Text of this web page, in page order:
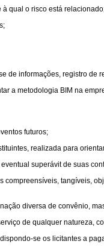
qual o risco está
de informações, registro
a metodologia BIM na
futuros;
realizada para
superávit de suas
compreensíveis, tangíveis,
diversa de convênio,
de qualquer
se os licitantes a